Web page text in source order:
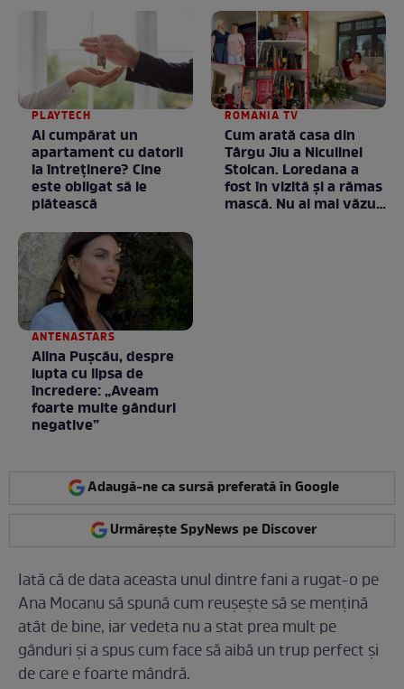
PLAYTECH
Ai cumpărat un
apartament cu datorii
la întreținere? Cine
este obligat să le
plătească
ROMANIA TV
Cum arată casa din
Târgu Jiu a Niculinei
Stoican. Loredana a
fost în vizită și a rămas
mască. Nu ai mai văzut
ANTENASTARS
Alina Pușcău, despre
lupta cu lipsa de
încredere: „Aveam
foarte multe gânduri
negative”
Adaugă-ne ca sursă preferată în Google
Urmărește SpyNews pe Discover
Iată că de data aceasta unul dintre fani a rugat-o pe
Ana Mocanu să spună cum reușește să se mențină
atât de bine, iar vedeta nu a stat prea mult pe
gânduri și a spus cum face să aibă un trup perfect și
de care e foarte mândră.